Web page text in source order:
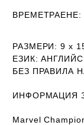
ВРЕМЕТРАЕНЕ:
РАЗМЕРИ: 9 х
ЕЗИК:
БЕЗ ПРАВИЛА
ИНФОРМАЦИЯ
Marvel